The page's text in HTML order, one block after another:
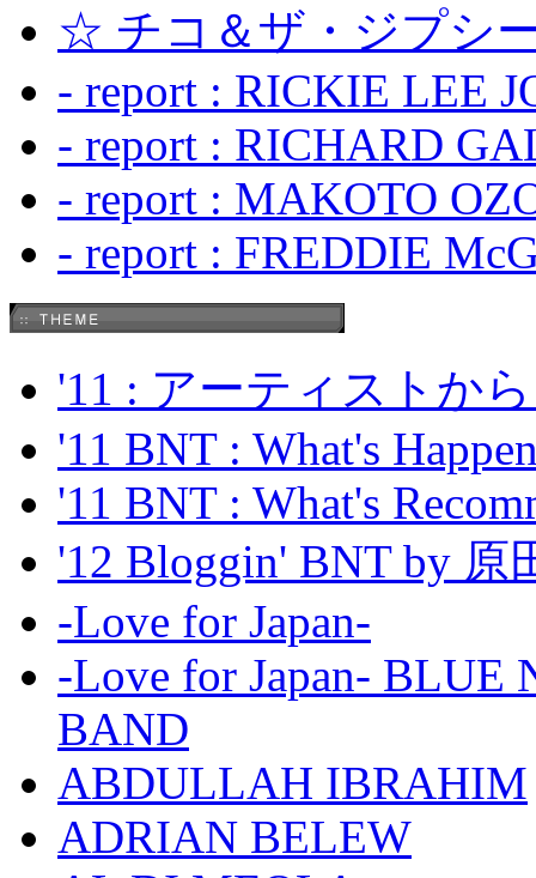
☆ チコ＆ザ・ジプシ
- report : RICKIE LEE
- report : RICHARD
- report : MAKOTO
- report : FREDDIE
'11 : アーティストか
'11 BNT : What's
'11 BNT : What's
'12 Bloggin' BNT by 原
-Love for Japan-
-Love for Japan- BLUE
BAND
ABDULLAH IBRAHIM
ADRIAN BELEW